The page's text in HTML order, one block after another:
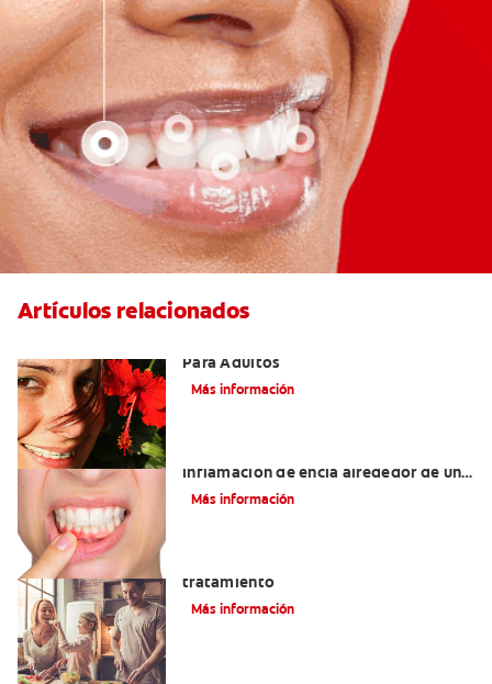
Artículos relacionados
Para Adultos
Más información
inflamación de encía alrededor de un
diente?
Más información
tratamiento
Más información